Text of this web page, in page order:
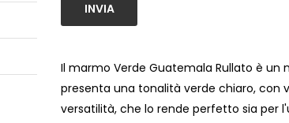
INVIA
Il marmo Verde Guatemala Rullato è
presenta una tonalità verde chiaro, con
versatilità, che lo rende perfetto sia per